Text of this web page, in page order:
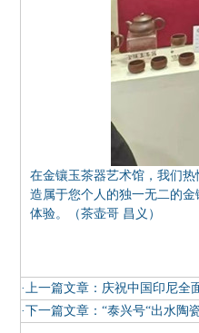
在金镶玉茶器艺术馆，我们
造属于您个人的独一无二的
体验。（茶壶哥 昌义）
·上一篇文章： 庆祝中国印尼全
·下一篇文章： “泰兴号“出水陶